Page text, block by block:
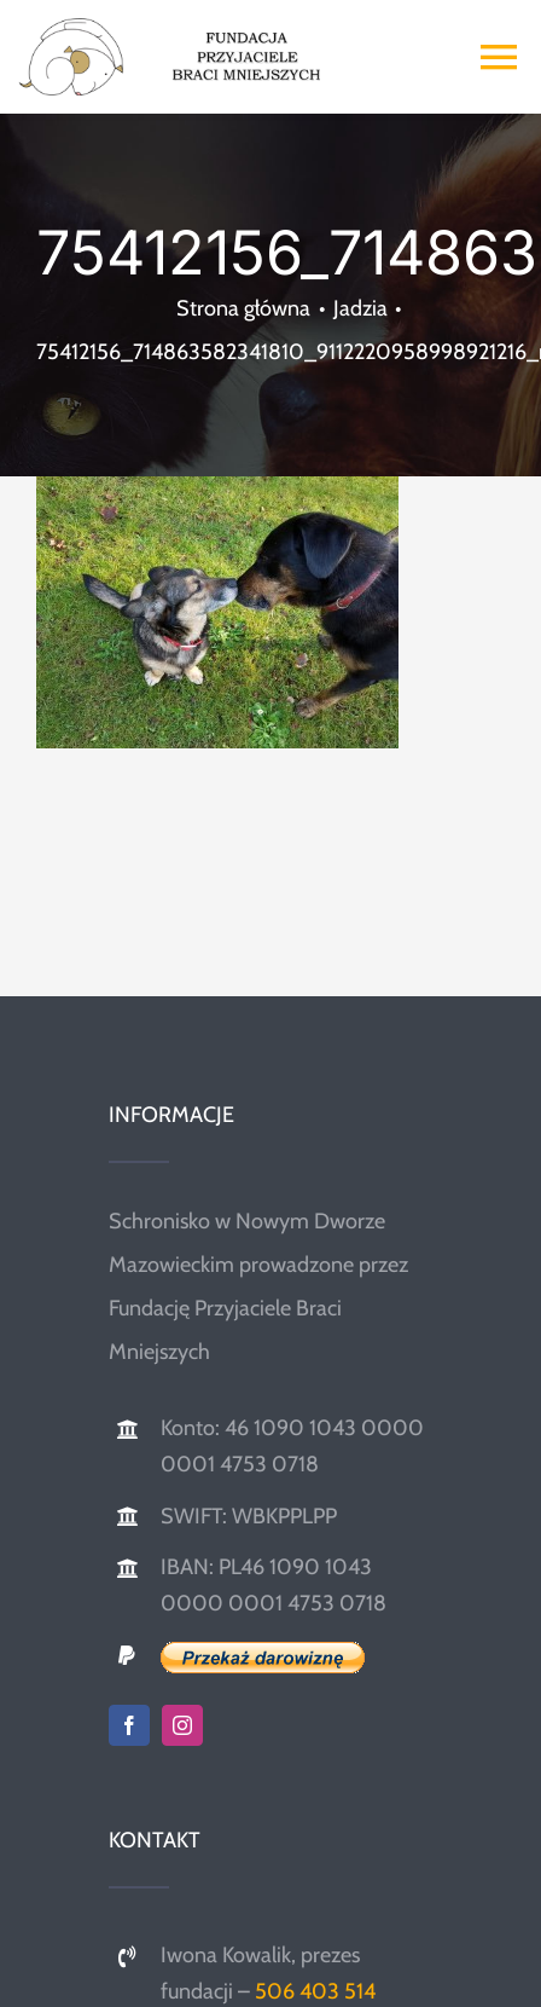
Przejdź
zawartości
O nas
Wsparcie
Kontakt
Szukaj
Strona główna
Jadzia
INFORMACJE
Schronisko w Nowym Dworze
Mazowieckim prowadzone przez
Fundację Przyjaciele Braci
Mniejszych
Konto: 46 1090 1043 0000
0001 4753 0718
SWIFT: WBKPPLPP
IBAN: PL46 1090 1043
0000 0001 4753 0718
KONTAKT
Iwona Kowalik, prezes
fundacji – 506 403 514